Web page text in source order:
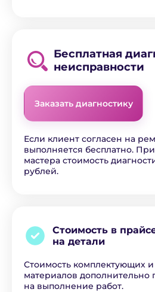
Бесплатная
неисправности
Заказать диагностику
Если клиент согласен на
выполняется бесплатно. При
мастера стоимость
рублей.
Стоимость в
на детали
Стоимость комплектующих
материалов дополнительно
на выполнение работ.